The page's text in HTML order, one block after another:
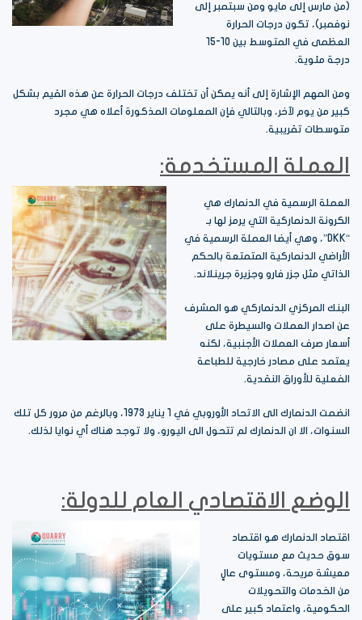
(من مارس إلى مايو ومن سبتمبر إلى
نوفمبر)، تكون درجات الحرارة
العظمى في المتوسط بين 10-15
درجة مئوية.
ومن المهم الإشارة إلى أنه يمكن أن تختلف درجات الحرارة عن هذه القيم بشكل
كبير من يوم لآخر، وبالتالي فإن المعلومات المذكورة أعلاه هي مجرد
متوسطات تقريبية.
العملة المستخدمة:
العملة الرسمية في الدنمارك هي
الكرونة الدنماركية التي يرمز لها بـ
“DKK”، وهي أيضا العملة الرسمية في
الأراضي الدنماركية المتمتعة بالحكم
الذاتي مثل جزر فارو وجزيرة جرينلاند.
البنك المركزي الدنماركي هو المشرف
عن اصدار العملات والسيطرة على
أسعار صرف العملات الأجنبية، لكنه
يعتمد على مصادر خارجية للطباعة
الفعلية للأوراق النقدية.
انضمت الدنمارك الى الاتحاد الأوروبي في 1 يناير 1973، وبالرغم من مرور كل تلك
السنوات، الا ان الدنمارك لم تتحول الى اليورو، ولا توجد هناك أي نوايا لذلك.
الوضع الاقتصادي العام للدولة:
اقتصاد الدنمارك هو اقتصاد
سوق حديث مع مستويات
معيشة مريحة، ومستوى عالٍ
من الخدمات والتحويلات
الحكومية، واعتماد كبير على